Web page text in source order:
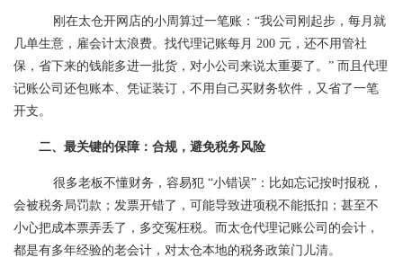
刚在太仓开网店的小周算过一笔账：“我公司刚起步，每月就
几单生意，雇会计太浪费。找代理记账每月 200 元，还不用管社
保，省下来的钱能多进一批货，对小公司来说太重要了。” 而且代理
记账公司还包账本、凭证装订，不用自己买财务软件，又省了一笔
开支。
二、最关键的保障：合规，避免税务风险
很多老板不懂财务，容易犯 “小错误”：比如忘记按时报税，
会被税务局罚款；发票开错了，可能导致进项税不能抵扣；甚至不
小心把成本票弄丢了，多交冤枉税。而太仓代理记账公司的会计，
都是有多年经验的老会计，对太仓本地的税务政策门儿清。